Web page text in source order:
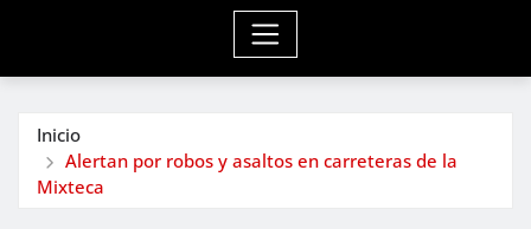
Inicio
Alertan por robos y asaltos en carreteras de la
Mixteca